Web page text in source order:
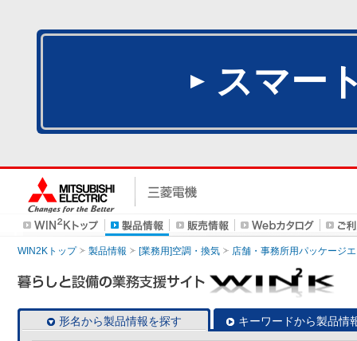
スマー
WIN2Kトップ 製品情報 [業務用]空調・換気 店舗・事務所用パッケージ
形名から製品情報を探す キーワードから製品情